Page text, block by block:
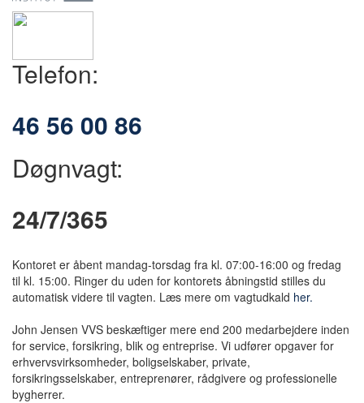
Telefon:
46 56 00 86
Døgnvagt:
24/7/365
Kontoret er åbent mandag-torsdag fra kl. 07:00-16:00 og fredag
til kl. 15:00. Ringer du uden for kontorets åbningstid stilles du
automatisk videre til vagten. Læs mere om vagtudkald her.
John Jensen VVS beskæftiger mere end 200 medarbejdere inden
for service, forsikring, blik og entreprise. Vi udfører opgaver for
erhvervsvirksomheder, boligselskaber, private,
forsikringsselskaber, entreprenører, rådgivere og professionelle
bygherrer.